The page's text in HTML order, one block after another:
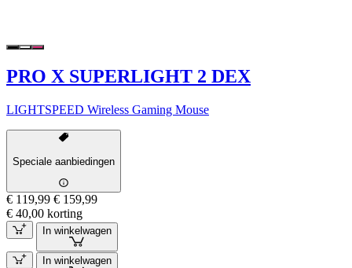
PRO X SUPERLIGHT 2 DEX
LIGHTSPEED Wireless Gaming Mouse
Speciale aanbiedingen
€ 119,99 € 159,99
€ 40,00 korting
In winkelwagen
In winkelwagen